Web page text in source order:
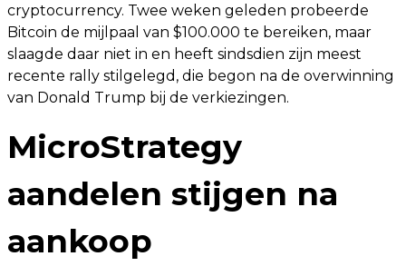
cryptocurrency. Twee weken geleden probeerde
Bitcoin de mijlpaal van $100.000 te bereiken, maar
slaagde daar niet in en heeft sindsdien zijn meest
recente rally stilgelegd, die begon na de overwinning
van Donald Trump bij de verkiezingen.
MicroStrategy
aandelen stijgen na
aankoop